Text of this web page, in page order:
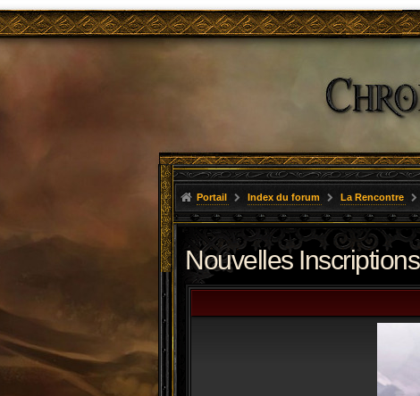
Portail Index du forum La Rencontre
Nouvelles Inscriptions